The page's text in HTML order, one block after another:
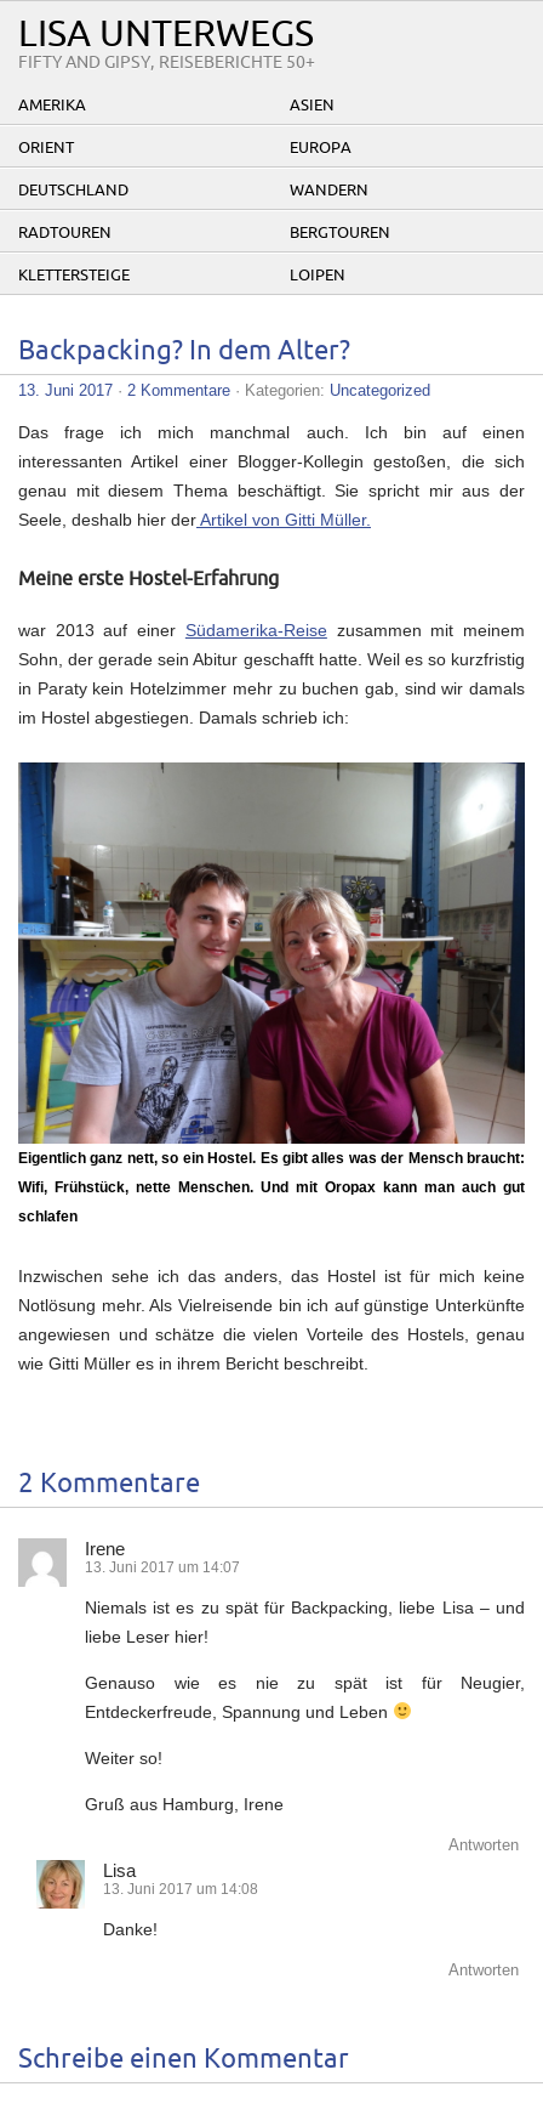
LISA UNTERWEGS
FIFTY AND GIPSY, REISEBERICHTE 50+
AMERIKA ASIEN
ORIENT EUROPA
DEUTSCHLAND WANDERN
RADTOUREN BERGTOUREN
KLETTERSTEIGE LOIPEN
Backpacking? In dem Alter?
13. Juni 2017 · 2 Kommentare · Kategorien: Uncategorized
Das frage ich mich manchmal auch. Ich bin auf einen
interessanten Artikel einer Blogger-Kollegin gestoßen, die sich
genau mit diesem Thema beschäftigt. Sie spricht mir aus der
Seele, deshalb hier derArtikel von Gitti Müller.
Meine erste Hostel-Erfahrung
war 2013 auf einer Südamerika-Reisezusammen mit meinem
Sohn, der gerade sein Abitur geschafft hatte. Weil es so kurzfristig
in Paraty kein Hotelzimmer mehr zu buchen gab, sind wir damals
im Hostel abgestiegen. Damals schrieb ich:
Eigentlich ganz nett, so ein Hostel. Es gibt alles was der Mensch braucht:
Wifi, Frühstück, nette Menschen. Und mit Oropax kann man auch gut
schlafen
Inzwischen sehe ich das anders, das Hostel ist für mich keine
Notlösung mehr. Als Vielreisende bin ich auf günstige Unterkünfte
angewiesen und schätze die vielen Vorteile des Hostels, genau
wie Gitti Müller es in ihrem Bericht beschreibt.
2 Kommentare
Irene
13. Juni 2017 um 14:07
Niemals ist es zu spät für Backpacking, liebe Lisa – und
liebe Leser hier!
Genauso wie es nie zu spät ist für Neugier,
Entdeckerfreude, Spannung und Leben
Weiter so!
Gruß aus Hamburg, Irene
Antworten
Lisa
13. Juni 2017 um 14:08
Danke!
Antworten
Schreibe einen Kommentar